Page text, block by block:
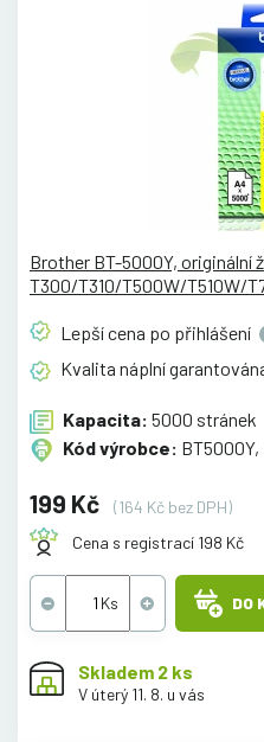
Brother BT-5000Y, originální
T300/T310/T500W/T510W/
Lepší cena po přihlášení
Kvalita náplní
Kapacita: 5000 stránek
Kód výrobce:
199 Kč
(164 Kč bez DPH)
Cena s registrací 198 Kč
DO
Skladem 2 ks
V úterý 11. 8. u vás